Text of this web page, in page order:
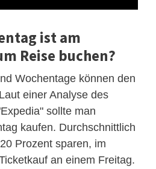
ist am
Reise buchen?
Wochentage können den
einer Analyse des
sollte man
kaufen. Durchschnittlich
Prozent sparen, im
an einem Freitag.